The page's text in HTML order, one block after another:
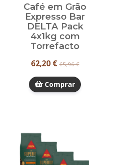
Café em Grão
Expresso Bar
DELTA Pack
4x1kg com
Torrefacto
62,20 €65,96 €
Comprar